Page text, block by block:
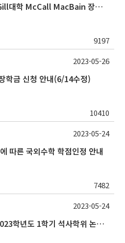
2023-2024 캐나다 McGill대학 McCall MacBain 장학생 선발 안내
9197
학금 신청 안내(6/14수정)
10410
2023-05-26
따른 국외수학 학점인정 안내
7482
2023-05-24
[보건정책관리학전공] 2023학년도 1학기 석사학위 논문심사 일정
2023-05-24